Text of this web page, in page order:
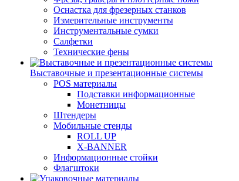
Оснастка для фрезерных станков
Измерительные инструменты
Инструментальные сумки
Салфетки
Технические фены
Выставочные и презентационные системы
POS материалы
Подставки информационные
Монетницы
Штендеры
Мобильные стенды
ROLL UP
X-BANNER
Информационные стойки
Флагштоки